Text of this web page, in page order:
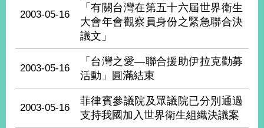
服
本
部
關
站
2003-05-16
「有關台灣在第五十六屆世界衛生
大會年會觀察員身份之緊急聯合決
議文」
2003-05-16
「台灣之愛—聯合援助伊拉克勸募
活動」圓滿結束
2003-05-16
菲律賓參議院及眾議院已分別通過
支持我國加入世界衛生組織決議案